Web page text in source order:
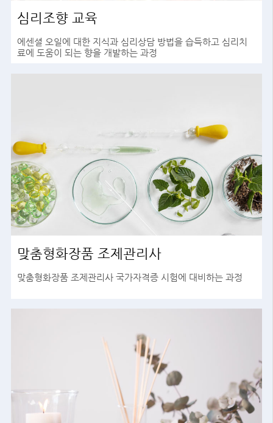
심리조향 교육
에센셜 오일에 대한 지식과 심리상담 방법을 습득하고 심리치
료에 도움이 되는 향을 개발하는 과정
맞춤형화장품 조제관리사
맞춤형화장품 조제관리사 국가자격증 시험에 대비하는 과정